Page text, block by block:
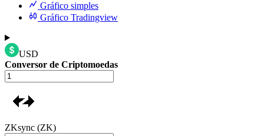
Gráfico simples
Gráfico Tradingview
USD
Conversor de Criptomoedas
ZKsync (ZK)